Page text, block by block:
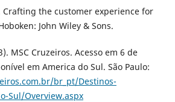
Crafting the customer experience for
John Wiley & Sons.
MSC Cruzeiros. Acesso em 6 de
em America do Sul. São Paulo:
br_pt/Destinos-
Sul/Overview.aspx